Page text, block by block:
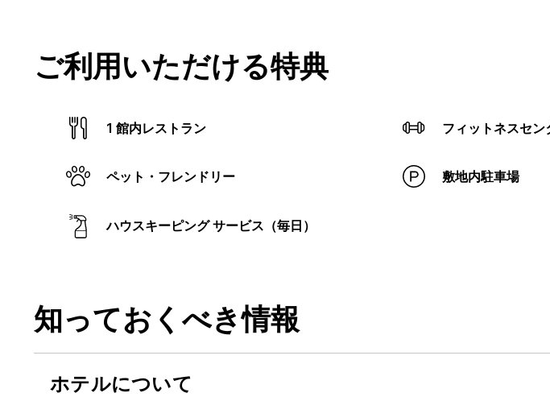
ご利用いただける特典
1 館内レストラン フィットネスセ
ペット・フレンドリー 敷地内駐車場
ハウスキーピング サービス（毎日）
知っておくべき情報
ホテルについて